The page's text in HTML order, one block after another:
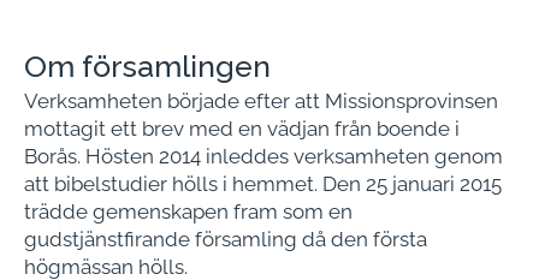
Om församlingen
Verksamheten började efter att Missionsprovinsen
mottagit ett brev med en vädjan från boende i
Borås. Hösten 2014 inleddes verksamheten genom
att bibelstudier hölls i hemmet. Den 25 januari 2015
trädde gemenskapen fram som en
gudstjänstfirande församling då den första
högmässan hölls.